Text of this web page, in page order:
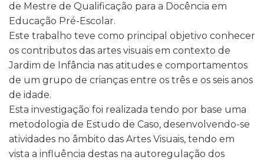
de Mestre de Qualificação para a Docência em
Educação Pré-Escolar.
Este trabalho teve como principal objetivo conhecer
os contributos das artes visuais em contexto de
Jardim de Infância nas atitudes e comportamentos
de um grupo de crianças entre os três e os seis anos
de idade.
Esta investigação foi realizada tendo por base uma
metodologia de Estudo de Caso, desenvolvendo-se
atividades no âmbito das Artes Visuais, tendo em
vista a influência destas na autoregulação dos